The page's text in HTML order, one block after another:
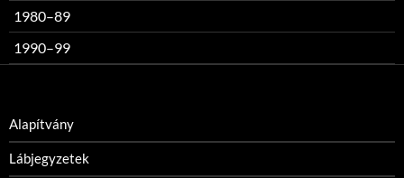
1980–89
1990–99
Alapítvány
Lábjegyzetek